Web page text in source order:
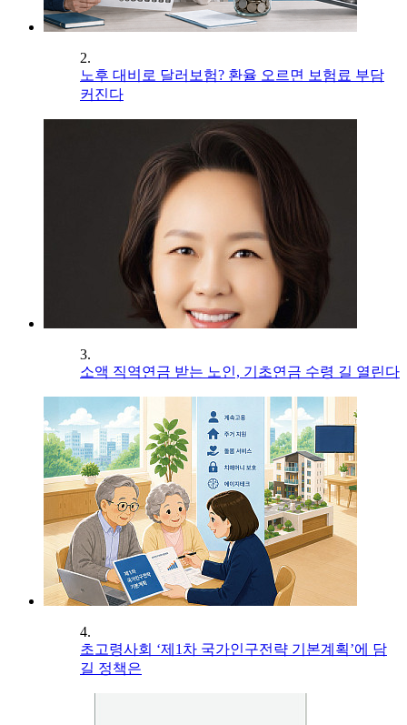
2.
노후 대비로 달러보험? 환율 오르면 보험료 부담
커진다
3.
소액 직역연금 받는 노인, 기초연금 수령 길 열린다
4.
초고령사회 ‘제1차 국가인구전략 기본계획’에 담
길 정책은